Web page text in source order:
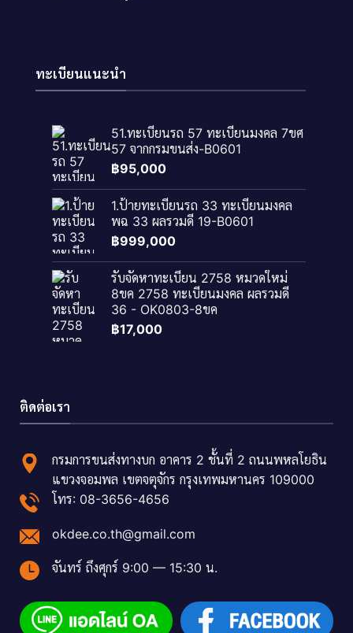
ทะเบียนแนะนำ
51.ทะเบียนรถ 57 ทะเบียนมงคล 7ขศ
57 จากกรมขนส่ง-B0601
฿95,000
1.ป้ายทะเบียนรถ 33 ทะเบียนมงคล
พฉ 33 ผลรวมดี 19-B0601
฿999,000
รับจัดหาทะเบียน 2758 หมวดใหม่
8ขค 2758 ทะเบียนมงคล ผลรวมดี
36 - OK0803-8ขค
฿17,000
ติดต่อเรา
กรมการขนส่งทางบก อาคาร 2 ชั้นที่ 2 ถนนพหลโยธิน
แขวงจอมพล เขตจตุจักร กรุงเทพมหานคร 109000
โทร: 08-3656-4656
okdee.co.th@gmail.com
จันทร์ ถึงศุกร์ 9:00 — 15:30 น.